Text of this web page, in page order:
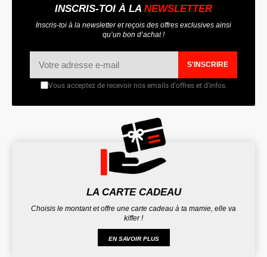
INSCRIS-TOI À LA NEWSLETTER
Inscris-toi à la newsletter et reçois des offres exclusives ainsi
qu’un bon d’achat !
S'INSCRIRE
Vous acceptez de recevoir nos emails d'offres et d'infos.
LA CARTE CADEAU
Choisis le montant et offre une carte cadeau à ta mamie, elle va
kiffer !
EN SAVOIR PLUS